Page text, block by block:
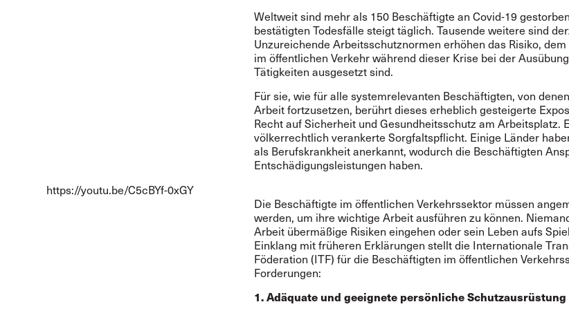
Weltweit sind mehr als 150 Beschäftigte an Covid-19
bestätigten Todesfälle steigt täglich. Tausende weitere sind
Unzureichende Arbeitsschutznormen erhöhen das Risiko,
im öffentlichen Verkehr während dieser Krise bei der
Tätigkeiten ausgesetzt sind.
Für sie, wie für alle systemrelevanten Beschäftigten, von
Arbeit fortzusetzen, berührt dieses erheblich gesteigerte
Recht auf Sicherheit und Gesundheitsschutz am Arbeitsplatz.
völkerrechtlich verankerte Sorgfaltspflicht. Einige Länder
als Berufskrankheit anerkannt, wodurch die Beschäftigten
Entschädigungsleistungen haben.
https://youtu.be/C5cBYf-0xGY
Die Beschäftigte im öffentlichen Verkehrssektor müssen
werden, um ihre wichtige Arbeit ausführen zu können.
Arbeit übermäßige Risiken eingehen oder sein Leben aufs
Einklang mit früheren Erklärungen stellt die Internationale
Föderation (ITF) für die Beschäftigten im öffentlichen
Forderungen:
1. Adäquate und geeignete persönliche Schutzausrüstung